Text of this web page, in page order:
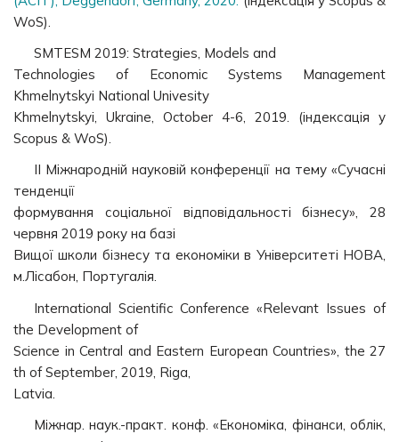
WoS).
SMTESM 2019: Strategies, Models and
Technologies of Economic Systems Management
Khmelnytskyi National Univesity
Khmelnytskyi, Ukraine, October 4-6, 2019. (індексація у
Scopus & WoS).
ІІ Міжнародній науковій конференції на тему «Сучасні
тенденції
формування соціальної відповідальності бізнесу», 28
червня 2019 року на базі
Вищої школи бізнесу та економіки в Університеті НОВА,
м.Лісабон, Португалія.
International Scientific Conference «Relevant Issues of
the Development of
Science in Central and Eastern European Countries», the 27
th of September, 2019, Riga,
Latvia.
Міжнар. наук.-практ. конф. «Економіка, фінанси, облік,